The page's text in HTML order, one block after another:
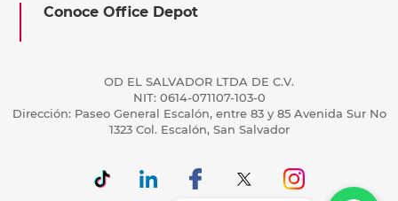
Conoce Office Depot
OD EL SALVADOR LTDA DE C.V.
NIT: 0614-071107-103-0
Dirección: Paseo General Escalón, entre 83 y 85 Avenida Sur No
1323 Col. Escalón, San Salvador